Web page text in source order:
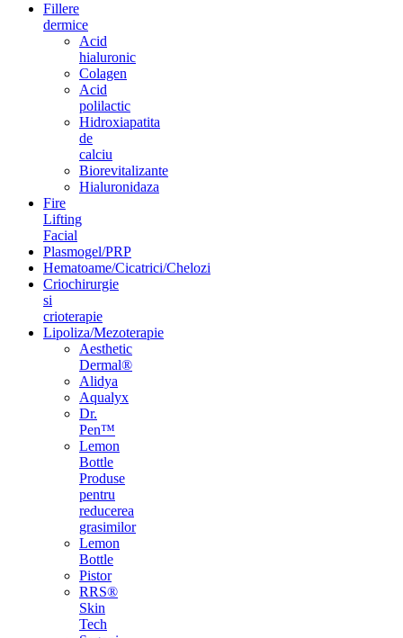
Fillere
dermice
Acid
hialuronic
Colagen
Acid
polilactic
Hidroxiapatita
de
calciu
Biorevitalizante
Hialuronidaza
Fire
Lifting
Facial
Plasmogel/PRP
Hematoame/Cicatrici/Chelozi
Criochirurgie
si
crioterapie
Lipoliza/Mezoterapie
Aesthetic
Dermal®
Alidya
Aqualyx
Dr.
Pen™
Lemon
Bottle
Produse
pentru
reducerea
grasimilor
Lemon
Bottle
Pistor
RRS®
Skin
Tech